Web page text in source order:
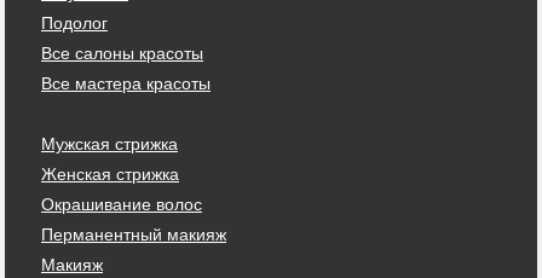
Подолог
Все салоны красоты
Все мастера красоты
Мужская стрижка
Женская стрижка
Окрашивание волос
Перманентный макияж
Макияж